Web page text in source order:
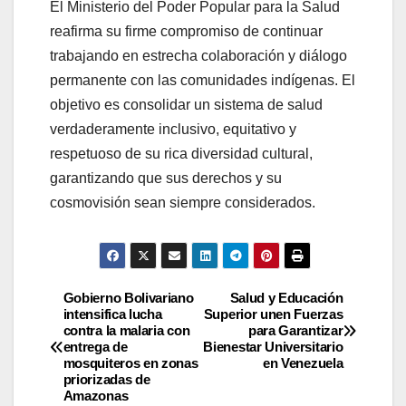
El Ministerio del Poder Popular para la Salud
reafirma su firme compromiso de continuar
trabajando en estrecha colaboración y diálogo
permanente con las comunidades indígenas. El
objetivo es consolidar un sistema de salud
verdaderamente inclusivo, equitativo y
respetuoso de su rica diversidad cultural,
garantizando que sus derechos y su
cosmovisión sean siempre considerados.
Salud y Educación
Superior unen Fuerzas
para Garantizar
Bienestar Universitario
en Venezuela
Gobierno Bolivariano
intensifica lucha
contra la malaria con
entrega de
mosquiteros en zonas
priorizadas de
Amazonas